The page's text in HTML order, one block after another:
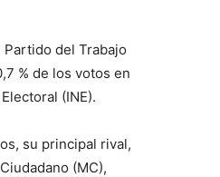
del Trabajo
% de los votos en
(INE).
su principal rival,
(MC),